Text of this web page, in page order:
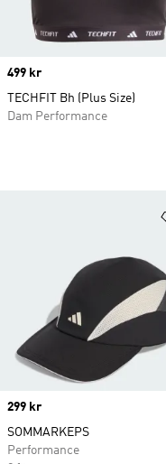
Price
499 kr
TECHFIT Bh (Plus Size)
Dam Performance
Price
299 kr
SOMMARKEPS
Performance